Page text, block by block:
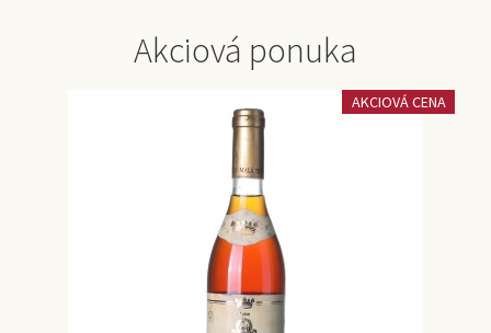
Akciová ponuka
AKCIOVÁ CENA